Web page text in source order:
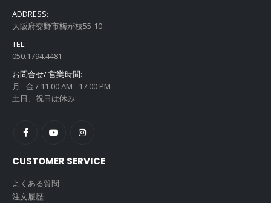
ADDRESS:
大阪府交野市梅が枝55-10
TEL:
050.1794.4481
お問合せ/ 営業時間:
月 - 金 / 11:00 AM - 17:00 PM
土日、祝日は休み
CUSTOMER SERVICE
よくある質問
注文履歴